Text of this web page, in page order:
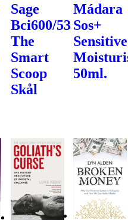
Sage
Bci600/53
The
Smart
Scoop
Skål
Mádara
Sos+
Sensitive
50ml.